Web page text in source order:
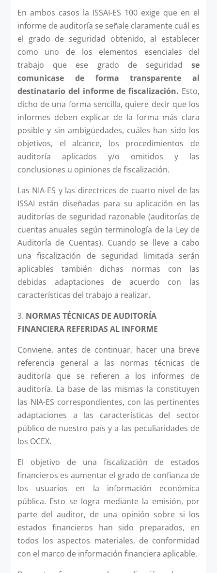
En ambos casos la ISSAI-ES 100 exige que en el
informe de auditoría se señale claramente cuál es
el grado de seguridad obtenido, al establecer
como uno de los elementos esenciales del
trabajo que ese grado de seguridadse
comunicase de forma transparente al
destinatario del informe de fiscalización. Esto,
dicho de una forma sencilla, quiere decir que los
informes deben explicar de la forma más clara
posible y sin ambigüedades, cuáles han sido los
objetivos, el alcance, los procedimientos de
auditoría aplicados y/o omitidos y las
conclusiones u opiniones de fiscalización.
Las NIA-ES y las directrices de cuarto nivel de las
ISSAI están diseñadas para su aplicación en las
auditorías de seguridad razonable (auditorías de
cuentas anuales según terminología de la Ley de
Auditoría de Cuentas). Cuando se lleve a cabo
una fiscalización de seguridad limitada serán
aplicables también dichas normas con las
debidas adaptaciones de acuerdo con las
características del trabajo a realizar.
3. NORMAS TÉCNICAS DE AUDITORÍA
FINANCIERA REFERIDAS AL INFORME
Conviene, antes de continuar, hacer una breve
referencia general a las normas técnicas de
auditoría que se refieren a los informes de
auditoría. La base de las mismas la constituyen
las NIA-ES correspondientes, con las pertinentes
adaptaciones a las características del sector
público de nuestro país y a las peculiaridades de
los OCEX.
El objetivo de una fiscalización de estados
financieros es aumentar el grado de confianza de
los usuarios en la información económica
pública. Esto se logra mediante la emisión, por
parte del auditor, de una opinión sobre si los
estados financieros han sido preparados, en
todos los aspectos materiales, de conformidad
con el marco de información financiera aplicable.